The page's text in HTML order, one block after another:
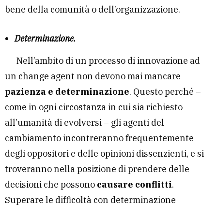
bene della comunità o dell’organizzazione.
Determinazione.
Nell’ambito di un processo di innovazione ad
un change agent non devono mai mancare
pazienza e determinazione. Questo perché –
come in ogni circostanza in cui sia richiesto
all’umanità di evolversi – gli agenti del
cambiamento incontreranno frequentemente
degli oppositori e delle opinioni dissenzienti, e si
troveranno nella posizione di prendere delle
decisioni che possono causare conflitti.
Superare le difficoltà con determinazione